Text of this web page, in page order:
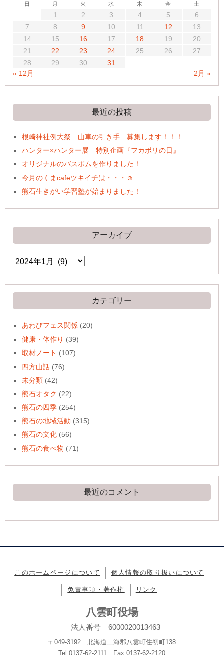
日 月 火 水 木 金 土
1 2 3 4 5
6
7
8 9 10 11 12
13
14
15 16 17 18 19
20
21
22 23 24 25 26
27
28
29 30
31
« 12月
2月 »
最近の投稿
根崎神社例大祭 山車の引き手 募集します！！！
ハンター×ハンター展 特別企画『フカボリの日』
オリジナルのバスボムを作りました！
今月のくまcafeツキイチは・・・☺
熊石生きがい学習塾が始まりました！
アーカイブ
ア
ー
イ
ブ
カテゴリー
あわびフェス関係 (20)
健康・体作り (39)
取材ノート (107)
四方山話 (76)
未分類 (42)
熊石オタク (22)
熊石の四季 (254)
熊石の地域活動 (315)
熊石の文化 (56)
熊石の食べ物 (71)
最近のコメント
このホームページについて 個人情報の取り扱いについて
免責事項・著作権 リンク
八雲町役場
法人番号 6000020013463
〒049-3192 北海道二海郡八雲町住初町138
Tel:0137-62-2111 Fax:0137-62-2120